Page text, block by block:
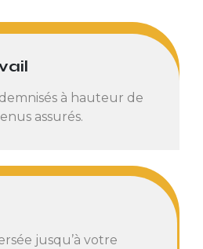
à hauteur de
assurés.
jusqu’à votre